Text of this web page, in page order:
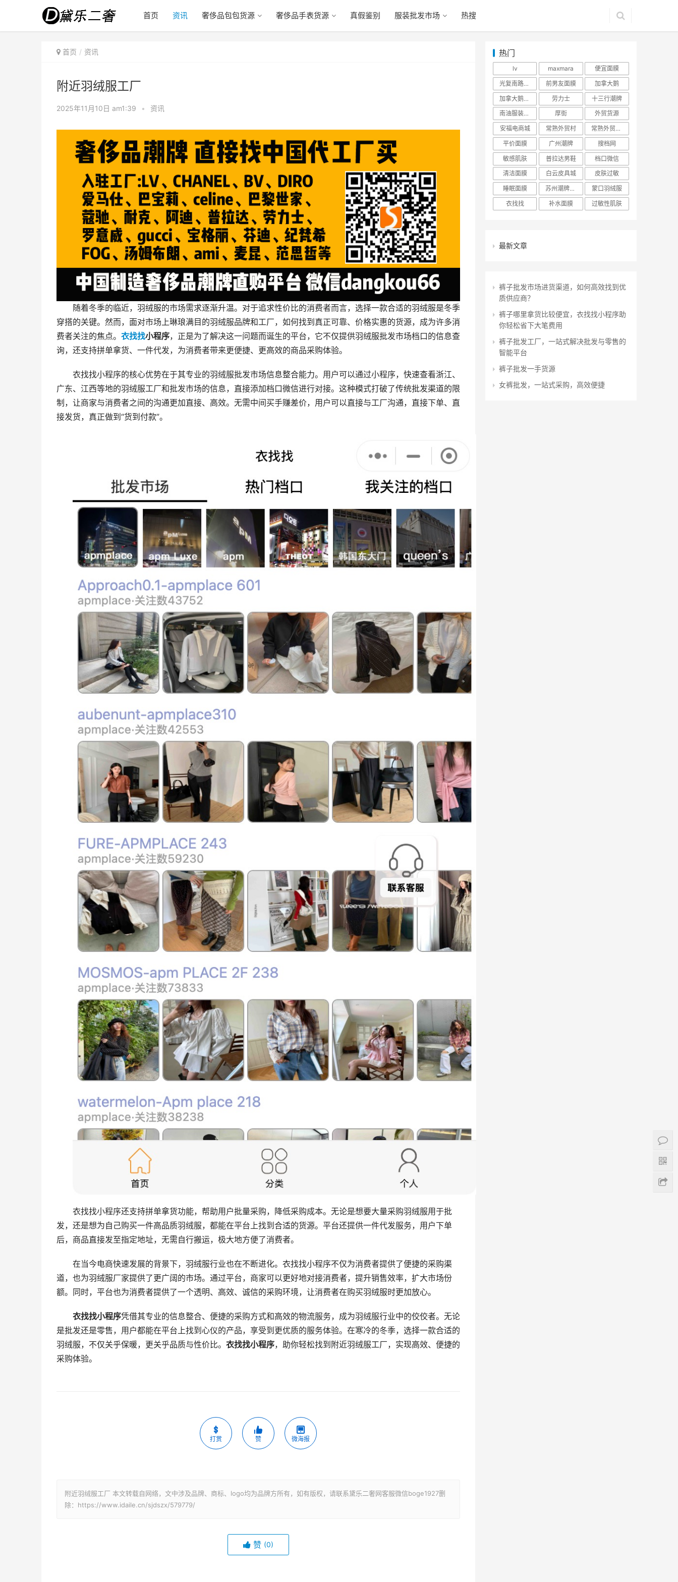
首页 资讯 奢侈品包包货源 奢侈品手表货源 真假鉴别 服装批发市场 热搜
首页 资讯
附近羽绒服工厂
2025年11月10日 am1:39 • 资讯
随着冬季的临近，羽绒服的市场需求逐渐升温。对于追求性价比的消费者而言，选择一款合适的羽绒服是冬季
穿搭的关键。然而，面对市场上琳琅满目的羽绒服品牌和工厂，如何找到真正可靠、价格实惠的货源，成为许多消
费者关注的焦点。 衣找找小程序，正是为了解决这一问题而诞生的平台，它不仅提供羽绒服批发市场档口的信息查
询，还支持拼单拿货、一件代发，为消费者带来更便捷、更高效的商品采购体验。
衣找找小程序的核心优势在于其专业的羽绒服批发市场信息整合能力。用户可以通过小程序，快速查看浙江、
广东、江西等地的羽绒服工厂和批发市场的信息，直接添加档口微信进行对接。这种模式打破了传统批发渠道的限
制，让商家与消费者之间的沟通更加直接、高效。无需中间买手赚差价，用户可以直接与工厂沟通，直接下单、直
接发货，真正做到“货到付款”。
衣找找小程序还支持拼单拿货功能，帮助用户批量采购，降低采购成本。无论是想要大量采购羽绒服用于批
发，还是想为自己购买一件高品质羽绒服，都能在平台上找到合适的货源。平台还提供一件代发服务，用户下单
后，商品直接发至指定地址，无需自行搬运，极大地方便了消费者。
在当今电商快速发展的背景下，羽绒服行业也在不断进化。衣找找小程序不仅为消费者提供了便捷的采购渠
道，也为羽绒服厂家提供了更广阔的市场。通过平台，商家可以更好地对接消费者，提升销售效率，扩大市场份
额。同时，平台也为消费者提供了一个透明、高效、诚信的采购环境，让消费者在购买羽绒服时更加放心。
衣找找小程序凭借其专业的信息整合、便捷的采购方式和高效的物流服务，成为羽绒服行业中的佼佼者。无论
是批发还是零售，用户都能在平台上找到心仪的产品，享受到更优质的服务体验。在寒冷的冬季，选择一款合适的
羽绒服，不仅关乎保暖，更关乎品质与性价比。 衣找找小程序，助你轻松找到附近羽绒服工厂，实现高效、便捷的
采购体验。
打赏 赞 微海报
附近羽绒服工厂 本文转载自网络，文中涉及品牌、商标、logo均为品牌方所有，如有版权，请联系黛乐二奢网客服微信boge1927删
除：https://www.idaile.cn/sjdszx/579779/
赞 (0)
热门
lv maxmara
便宜面膜
光复南路潮牌
前男友面膜
加拿大鹅
加拿大鹅羽绒服
劳力士
十三行潮牌
南油服装批发市场
厚街
外贸货源
安福电商城
常熟外贸村
常熟外贸村货源
平价面膜
广州潮牌
搜档网
敏感肌肤
普拉达男鞋
档口微信
清洁面膜
白云皮具城
皮肤过敏
睡眠面膜
苏州潮牌货源
蒙口羽绒服
衣找找
补水面膜 过敏性肌肤
最新文章
裤子批发市场进货渠道，如何高效找到优
质供应商？
裤子哪里拿货比较便宜，衣找找小程序助
你轻松省下大笔费用
裤子批发工厂，一站式解决批发与零售的
智能平台
裤子批发一手货源
女裤批发，一站式采购，高效便捷